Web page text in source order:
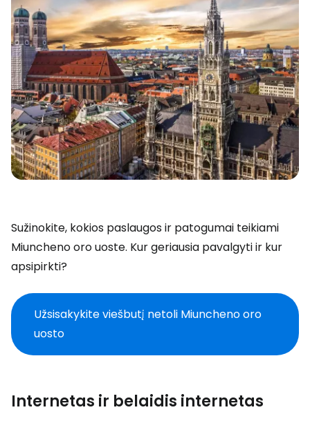
Sužinokite, kokios paslaugos ir patogumai teikiami
Miuncheno oro uoste. Kur geriausia pavalgyti ir kur
apsipirkti?
Užsisakykite viešbutį netoli Miuncheno oro
uosto
Internetas ir belaidis internetas